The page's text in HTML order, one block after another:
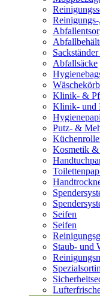
Abfallsäcke
Klinik- &
Klinik- und
Putz- &
Kosmetik &
Seifen
Seifen
Staub- und